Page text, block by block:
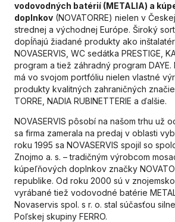
vodovodných batérií (METALIA) a
doplnkov (NOVATORRE) nielen v
strednej a východnej Európe. Široký
dopĺňajú žiadané produkty ako
NOVASERVIS, WC sedátka PRESTIGE,
program a tiež záhradný program
má vo svojom portfóliu nielen vlastné
produkty kvalitných zahraničných
TORRE, NADIA RUBINETTERIE a ďalšie.
NOVASERVIS pôsobí na našom trhu už
sa firma zamerala na predaj v oblasti
roku 1995 sa NOVASERVIS spojil so
Znojmo a. s. – tradičným výrobcom
kúpeľňových doplnkov značky
republike. Od roku 2000 sú v
vyrábané tiež vodovodné batérie
Novaservis spol. s r. o. stal súčasťou
Poľskej skupiny FERRO.